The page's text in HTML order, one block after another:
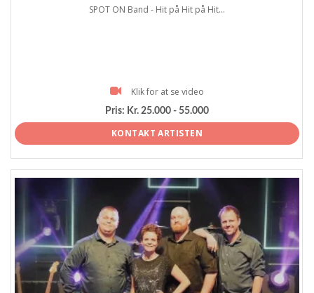
SPOT ON Band - Hit på Hit på Hit...
Klik for at se video
Pris: Kr. 25.000 - 55.000
KONTAKT ARTISTEN